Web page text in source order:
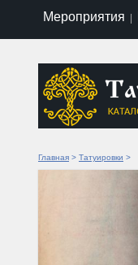
Мероприятия
Главная > Татуировки >